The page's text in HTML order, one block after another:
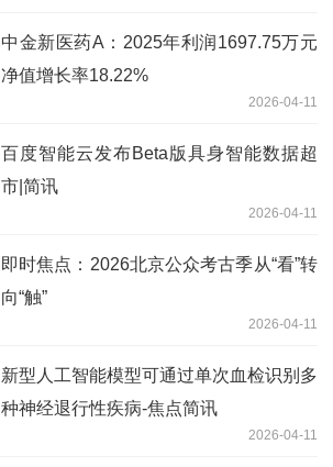
中金新医药A：2025年利润1697.75万元
净值增长率18.22%
2026-04-11
百度智能云发布Beta版具身智能数据超
市|简讯
2026-04-11
即时焦点：2026北京公众考古季从“看”转
向“触”
2026-04-11
新型人工智能模型可通过单次血检识别多
种神经退行性疾病-焦点简讯
2026-04-11